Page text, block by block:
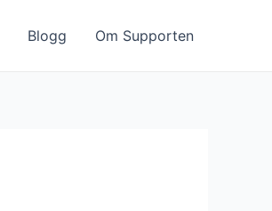
Blogg Om Supporten